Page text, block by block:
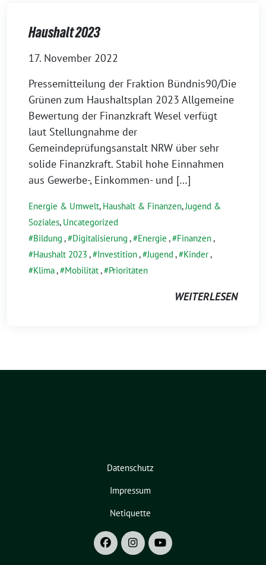
Haushalt 2023
17. November 2022
Pressemitteilung der Fraktion Bündnis90/Die
Grünen zum Haushaltsplan 2023 Allgemeine
Bewertung der Finanzkraft Wesel verfügt
laut Stellungnahme der
Gemeindeprüfungsanstalt NRW über sehr
solide Finanzkraft. Stabil hohe Einnahmen
aus Gewerbe-, Einkommen- und […]
Energie & Umwelt, Haushalt & Finanzen,Jugend &
Soziales, Uncategorized
Bildung , Digitalisierung , Energie , Finanzen,
Haushalt 2023 , Investition, Jugend , Kinder,
Klima, Mobilität, Prioritäten
WEITERLESEN
Datenschutz
Impressum
Netiquette